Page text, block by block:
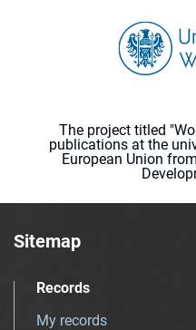
The project titled
publications at the
European Union
Sitemap
Records
My records